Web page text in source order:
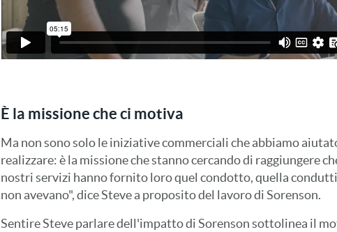
È la missione che ci motiva
Ma non sono solo le iniziative commerciali che abbiamo
realizzare: è la missione che stanno cercando di raggiungere
nostri servizi hanno fornito loro quel condotto, quella
non avevano", dice Steve a proposito del lavoro di Sorenson.
Sentire Steve parlare dell'impatto di Sorenson sottolinea il